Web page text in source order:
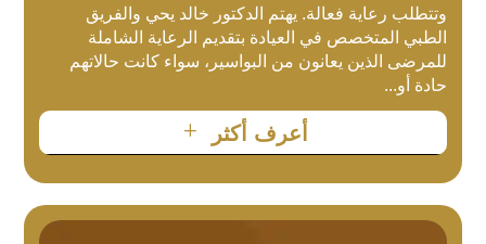
وتتطلب رعاية فعالة. يهتم الدكتور خالد يحي والفريق
الطبي المتخصص في العيادة بتقديم الرعاية الشاملة
للمرضى الذين يعانون من البواسير، سواء كانت حالاتهم
حادة أو...
أعرف أكثر L